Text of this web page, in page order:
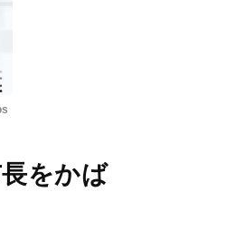
をかば